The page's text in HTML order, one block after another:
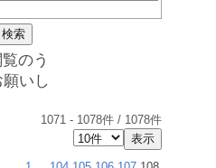
のう
いし
1071 - 1078件 / 1078件